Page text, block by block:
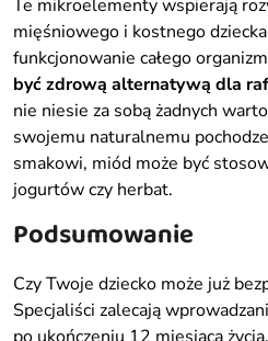
Te mikroelementy wspierają
mięśniowego i kostnego
funkcjonowanie całego
być zdrową alternatywą dla
nie niesie za sobą żadnych
swojemu naturalnemu
smakowi, miód może być
jogurtów czy herbat.
Podsumowanie
Czy Twoje dziecko może już
Specjaliści zalecają